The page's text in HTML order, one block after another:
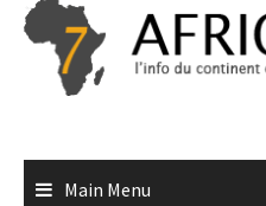
Skip
content
Main Menu